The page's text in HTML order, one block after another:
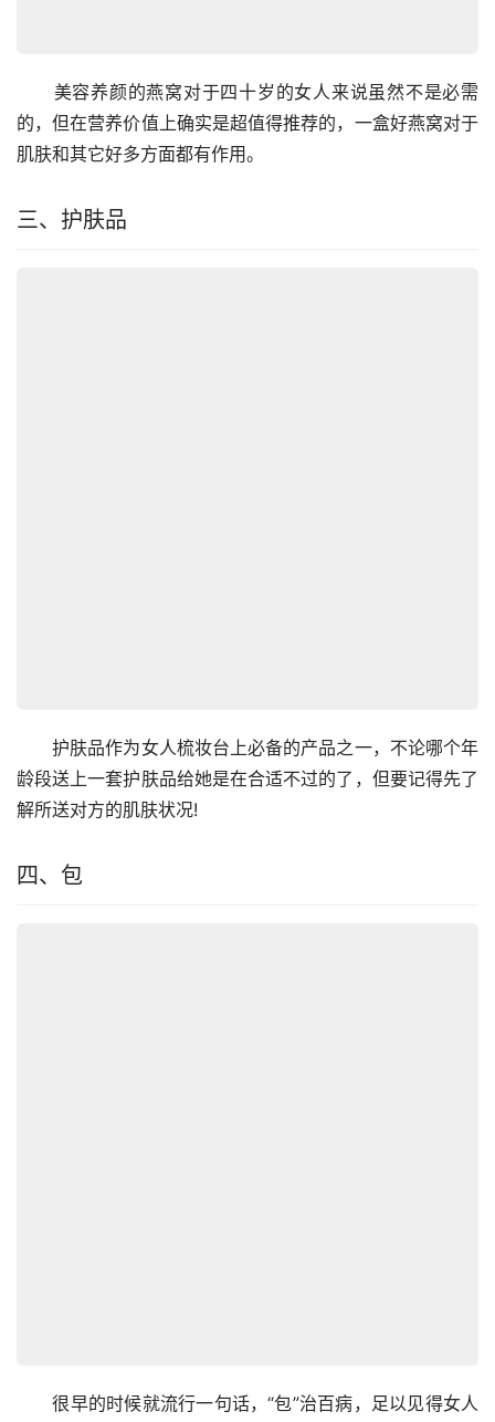
美容养颜的燕窝对于四十岁的女人来说虽然不是必需
的，但在营养价值上确实是超值得推荐的，一盒好燕窝对于
肌肤和其它好多方面都有作用。
三、护肤品
护肤品作为女人梳妆台上必备的产品之一，不论哪个年
龄段送上一套护肤品给她是在合适不过的了，但要记得先了
解所送对方的肌肤状况!
四、包
很早的时候就流行一句话，“包”治百病，足以见得女人